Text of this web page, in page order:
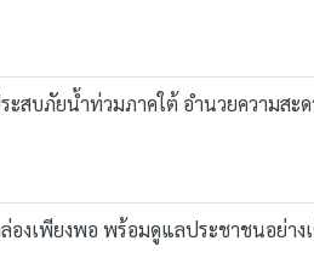
สบภัยน้ำท่วมภาคใต้ อำนวยความสะ
งเพียงพอ พร้อมดูแลประชาชนอย่าง